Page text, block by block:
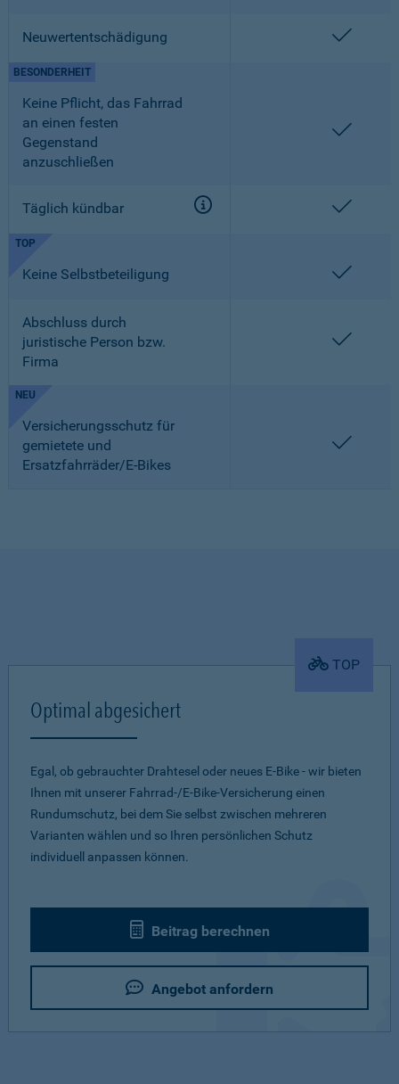
Neuwertentschädigung
Keine Pflicht, das Fahrrad
an einen festen
Gegenstand
anzuschließen
BESONDERHEIT
Täglich kündbar
TOP
Keine Selbstbeteiligung
Abschluss durch
juristische Person bzw.
Firma
NEU
Versicherungsschutz für
gemietete und
Ersatzfahrräder/E-Bikes
TOP
Optimal abgesichert
Egal, ob gebrauchter Drahtesel oder neues E-Bike - wir bieten
Ihnen mit unserer Fahrrad-/E-Bike-Versicherung einen
Rundumschutz, bei dem Sie selbst zwischen mehreren
Varianten wählen und so Ihren persönlichen Schutz
individuell anpassen können.
Beitrag berechnen
Angebot anfordern